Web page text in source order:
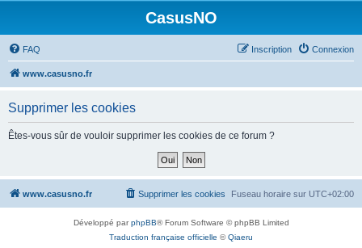
CasusNO
FAQ Connexion
Inscription
www.casusno.fr
Supprimer les cookies
Êtes-vous sûr de vouloir supprimer les cookies de ce forum ?
www.casusno.fr Fuseau horaire sur UTC+02:00
Supprimer les cookies
Développé parphpBB® Forum Software © phpBB Limited
Traduction française officielle ©Qiaeru